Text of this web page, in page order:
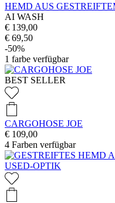
HEMD AUS
AI WASH
€ 139,00
€ 69,50
-50%
1 farbe verfügbar
BEST SELLER
CARGOHOSE JOE
€ 109,00
4 Farben verfügbar